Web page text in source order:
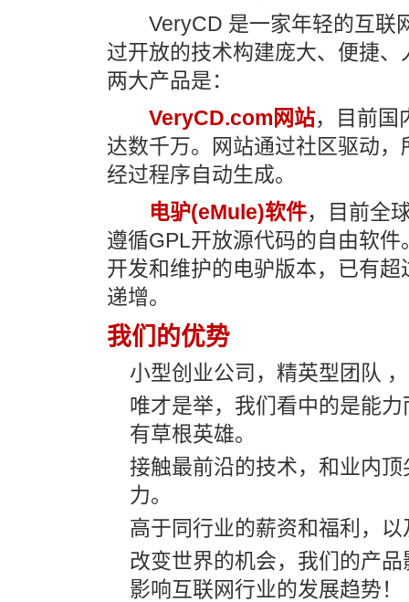
VeryCD 是一家年轻的互联
过开放的技术构建庞大、便捷
两大产品是：
VeryCD.com网站，目前国
达数千万。网站通过社区驱动
经过程序自动生成。
电驴(eMule)软件，目前全
遵循GPL开放源代码的自由软件
开发和维护的电驴版本，已有
递增。
我们的优势
小型创业公司，精英型团队
唯才是举，我们看中的是能
有草根英雄。
接触最前沿的技术，和业内
力。
高于同行业的薪资和福利，
改变世界的机会，我们的产
影响互联网行业的发展趋势！